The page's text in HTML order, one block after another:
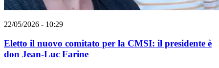
22/05/2026 - 10:29
Eletto il nuovo comitato per la CMSI: il presidente è
don Jean-Luc Farine